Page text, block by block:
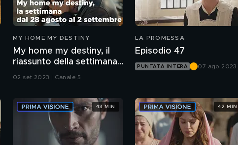
MY HOME MY DESTINY
My home my destiny, il
riassunto della settimana
dal 28 agosto al 2
02 set 2023 | Canale 5
LA PROMESSA
Episodio 47
PUNTATA INTERA
07 ago 2023 |
43 MIN 42 MIN